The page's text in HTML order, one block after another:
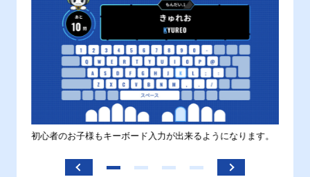
初心者のお子様もキーボード入力が出来るようになります。